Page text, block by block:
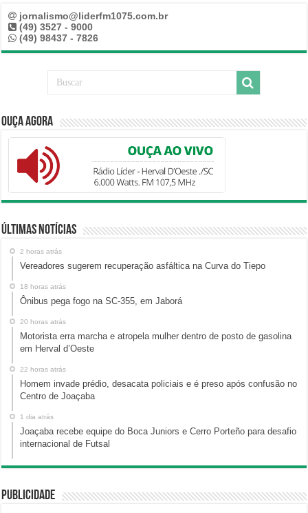
jornalismo@liderfm1075.com.br
(49) 3527 - 9000
(49) 98437 - 7826
Ouça Agora
Últimas Notícias
2 horas atrás
Vereadores sugerem recuperação asfáltica na Curva do Tiepo
18 horas atrás
Ônibus pega fogo na SC-355, em Jaborá
20 horas atrás
Motorista erra marcha e atropela mulher dentro de posto de gasolina
em Herval d’Oeste
22 horas atrás
Homem invade prédio, desacata policiais e é preso após confusão no
Centro de Joaçaba
1 dia atrás
Joaçaba recebe equipe do Boca Juniors e Cerro Porteño para desafio
internacional de Futsal
Publicidade